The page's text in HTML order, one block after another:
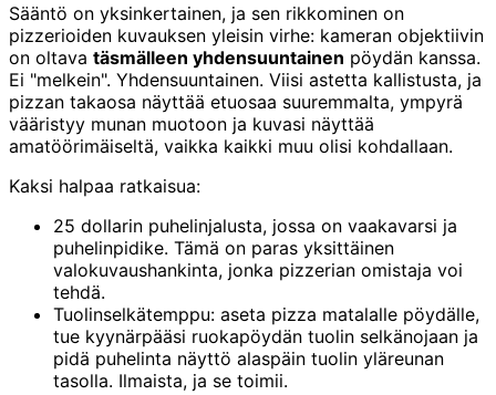
Sääntö on yksinkertainen, ja sen rikkominen on
pizzerioiden kuvauksen yleisin virhe: kameran objektiivin
on oltava täsmälleen yhdensuuntainen pöydän kanssa.
Ei "melkein". Yhdensuuntainen. Viisi astetta kallistusta, ja
pizzan takaosa näyttää etuosaa suuremmalta, ympyrä
vääristyy munan muotoon ja kuvasi näyttää
amatöörimäiseltä, vaikka kaikki muu olisi kohdallaan.
Kaksi halpaa ratkaisua:
25 dollarin puhelinjalusta, jossa on vaakavarsi ja
puhelinpidike. Tämä on paras yksittäinen
valokuvaushankinta, jonka pizzerian omistaja voi
tehdä.
Tuolinselkätemppu: aseta pizza matalalle pöydälle,
tue kyynärpääsi ruokapöydän tuolin selkänojaan ja
pidä puhelinta näyttö alaspäin tuolin yläreunan
tasolla. Ilmaista, ja se toimii.